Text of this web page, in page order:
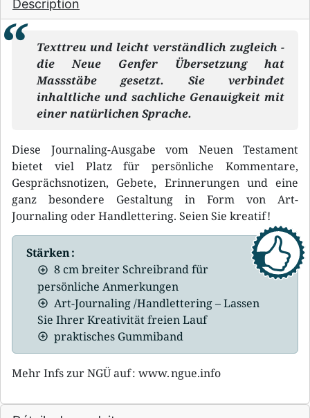
Description
Texttreu und leicht verständlich zugleich -
die Neue Genfer Übersetzung hat
Massstäbe gesetzt. Sie verbindet
inhaltliche und sachliche Genauigkeit mit
einer natürlichen Sprache.
Diese Journaling-Ausgabe vom Neuen Testament
bietet viel Platz für persönliche Kommentare,
Gesprächsnotizen, Gebete, Erinnerungen und eine
ganz besondere Gestaltung in Form von Art-
Journaling oder Handlettering. Seien Sie kreatif !
Stärken :
8 cm breiter Schreibrand für
persönliche Anmerkungen
Art-Journaling /Handlettering – Lassen
Sie Ihrer Kreativität freien Lauf
praktisches Gummiband
Mehr Infs zur NGÜ auf : www. ngue.info